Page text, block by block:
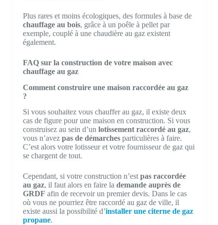
Plus rares et moins écologiques, des formules à base de
chauffage au bois, grâce à un poêle à pellet par
exemple, couplé à une chaudière au gaz existent
également.
FAQ sur la construction de votre maison avec
chauffage au gaz
Comment construire une maison raccordée au gaz
?
Si vous souhaitez vous chauffer au gaz, il existe deux
cas de figure pour une maison en construction. Si vous
construisez au sein d’un lotissement raccordé au gaz,
vous n’avez pas de démarchesparticulières à faire.
C’est alors votre lotisseur et votre fournisseur de gaz qui
se chargent de tout.
Cependant, si votre construction n’est pas raccordée
au gaz, il faut alors en faire la demande auprès de
GRDF afin de recevoir un premier devis. Dans le cas
où vous ne pourriez être raccordé au gaz de ville, il
existe aussi la possibilité d’installer une citerne de gaz
propane.